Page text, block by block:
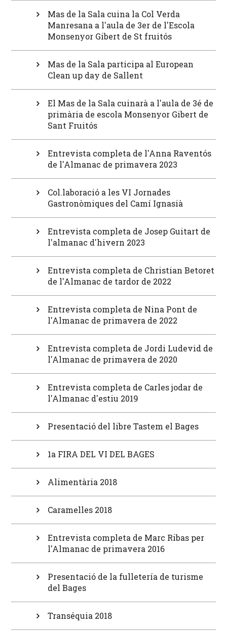
Mas de la Sala cuina la Col Verda
Manresana a l'aula de 3er de l'Escola
Monsenyor Gibert de St fruitós
Mas de la Sala participa al European
Clean up day de Sallent
El Mas de la Sala cuinarà a l'aula de 3é de
primària de escola Monsenyor Gibert de
Sant Fruitós
Entrevista completa de l'Anna Raventós
de l'Almanac de primavera 2023
Col.laboració a les VI Jornades
Gastronòmiques del Camí Ignasià
Entrevista completa de Josep Guitart de
l'almanac d'hivern 2023
Entrevista completa de Christian Betoret
de l'Almanac de tardor de 2022
Entrevista completa de Nina Pont de
l'Almanac de primavera de 2022
Entrevista completa de Jordi Ludevid de
l'Almanac de primavera de 2020
Entrevista completa de Carles jodar de
l'Almanac d'estiu 2019
Presentació del libre Tastem el Bages
1a FIRA DEL VI DEL BAGES
Alimentària 2018
Caramelles 2018
Entrevista completa de Marc Ribas per
l'Almanac de primavera 2016
Presentació de la fulletería de turisme
del Bages
Transéquia 2018